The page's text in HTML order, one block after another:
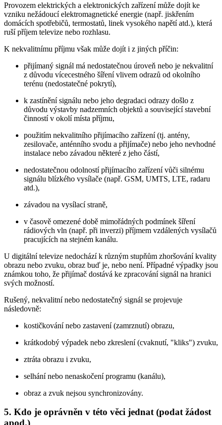
Provozem elektrických a elektronických zařízení může dojít ke
vzniku nežádoucí elektromagnetické energie (např. jiskřením
domácích spotřebičů, termostatů, linek vysokého napětí atd.), která
ruší příjem televize nebo rozhlasu.
K nekvalitnímu příjmu však může dojít i z jiných příčin:
přijímaný signál má nedostatečnou úroveň nebo je nekvalitní
z důvodu vícecestného šíření vlivem odrazů od okolního
terénu (nedostatečné pokrytí),
k zastínění signálu nebo jeho degradaci odrazy došlo z
důvodu výstavby nadzemních objektů a související stavební
činností v okolí místa příjmu,
použitím nekvalitního přijímacího zařízení (tj. antény,
zesilovače, anténního svodu a přijímače) nebo jeho nevhodné
instalace nebo závadou některé z jeho částí,
nedostatečnou odolností přijímacího zařízení vůči silnému
signálu blízkého vysílače (např. GSM, UMTS, LTE, radaru
atd.),
závadou na vysílací straně,
v časově omezené době mimořádných podmínek šíření
rádiových vln (např. při inverzi) příjmem vzdálených vysílačů
pracujících na stejném kanálu.
U digitální televize nedochází k různým stupňům zhoršování kvality
obrazu nebo zvuku, obraz buď je, nebo není. Případné výpadky jsou
známkou toho, že přijímač dostává ke zpracování signál na hranici
svých možností.
Rušený, nekvalitní nebo nedostatečný signál se projevuje
následovně:
kostičkování nebo zastavení (zamrznutí) obrazu,
krátkodobý výpadek nebo zkreslení (cvaknutí, "kliks") zvuku,
ztráta obrazu i zvuku,
selhání nebo nenaskočení programu (kanálu),
obraz a zvuk nejsou synchronizovány.
5. Kdo je oprávněn v této věci jednat (podat žádost